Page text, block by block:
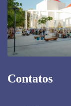
Contatos